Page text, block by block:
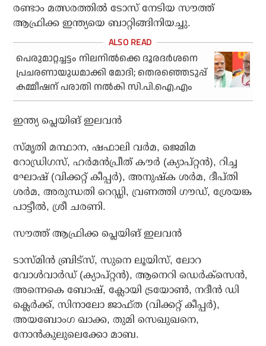
രണ്ടാം മത്സരത്തില്‍ ടോസ് നേടിയ സൗത്ത്
ആഫ്രിക്ക ഇന്ത്യയെ ബാറ്റിങ്ങിനിയച്ചു.
പെരുമാറ്റച്ചട്ടം നിലനിൽക്കെ ദൂരദർശനെ
പ്രചരണായുധമാക്കി മോദി; തെരഞ്ഞെടുപ്പ്
കമ്മീഷന് പരാതി നൽകി സി.പി.ഐ.എം
ഇന്ത്യ പ്ലെയിങ് ഇലവന്‍
സ്മൃതി മന്ഥാന, ഷഫാലി വര്‍മ, ജെമിമ
റോഡ്രിഗസ്, ഹര്‍മന്‍പ്രീത് കൗര്‍ (ക്യാപ്റ്റന്‍), റിച്ച
ഘോഷ് (വിക്കറ്റ് കീപ്പര്‍), അനുഷ്‌ക ശര്‍മ, ദീപ്തി
ശര്‍മ, അരുന്ധതി റെഡ്ഡി, വ്രണത്തി ഗൗഡ്, ശ്രേയങ്ക
പാട്ടീല്‍, ശ്രീ ചരണി.
സൗത്ത് ആഫ്രിക്ക പ്ലെയിങ് ഇലവന്‍
ടാസ്മിന്‍ ബ്രിട്സ്, സുനെ ലൂയിസ്, ലോറ
വോള്‍വാര്‍ഡ് (ക്യാപ്റ്റന്‍), ആനെറി ഡെര്‍ക്സെന്‍,
അന്നെകെ ബോഷ്, ക്ലോയി ട്രയോണ്‍, നദീന്‍ ഡി
ക്ലെര്‍ക്ക്, സിനാലോ ജാഫ്ത (വിക്കറ്റ് കീപ്പര്‍),
അയബോംഗ ഖാക്ക, തുമി സെഖുഖനെ,
നോന്‍കുലുലെക്കോ മാബ.